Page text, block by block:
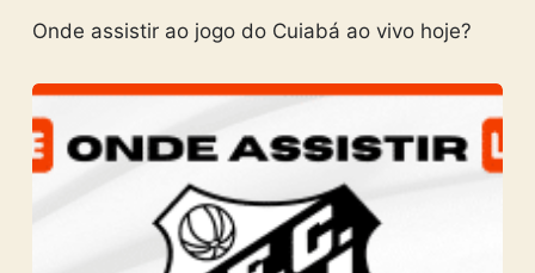
Onde assistir ao jogo do Cuiabá ao vivo hoje?